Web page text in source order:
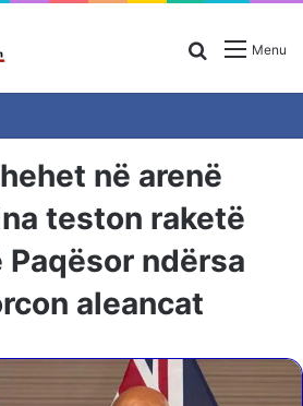
Menu
Search for
në arenë
teston raketë
ndërsa
aleancat